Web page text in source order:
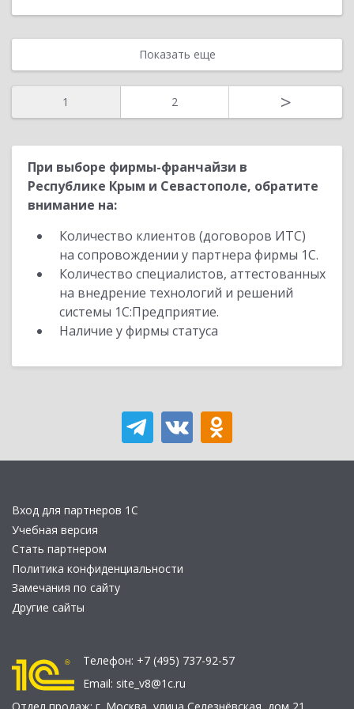
Показать еще
1 2 >
При выборе фирмы-франчайзи в
Республике Крым и Севастополе, обратите
внимание на:
Количество клиентов (договоров ИТС)
на сопровождении у партнера фирмы 1С.
Количество специалистов, аттестованных
на внедрение технологий и решений
системы 1С:Предприятие.
Наличие у фирмы статуса
Вход для партнеров 1С
Учебная версия
Стать партнером
Политика конфиденциальности
Замечания по сайту
Другие сайты
Телефон: +7 (495) 737-92-57
Email: site_v8@1c.ru